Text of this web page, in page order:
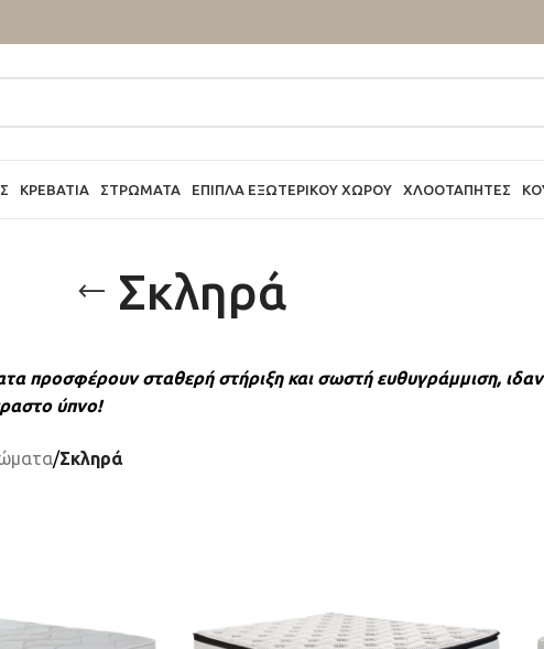
ΚΡΕΒΆΤΙΑ ΣΤΡΏΜΑΤΑ ΈΠΙΠΛΑ ΕΞΩΤΕΡΙΚΟΎ ΧΏΡΟΥ ΧΛΟΟΤΆΠΗΤΕΣ
Σκληρά
προσφέρουν σταθερή στήριξη και σωστή ευθυγράμμιση,
ύπνο!
/Σκληρά